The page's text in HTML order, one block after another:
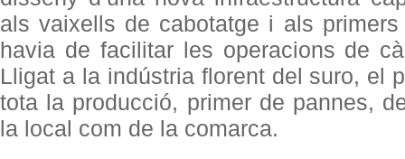
als vaixells de cabotatge i als
havia de facilitar les operacions de
Lligat a la indústria florent del suro, el
tota la producció, primer de pannes,
la local com de la comarca.